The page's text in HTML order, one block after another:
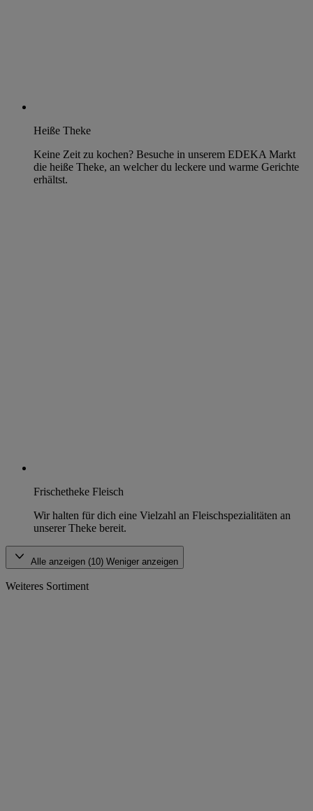
Heiße Theke
Keine Zeit zu kochen? Besuche in unserem EDEKA Markt
die heiße Theke, an welcher du leckere und warme Gerichte
erhältst.
Frischetheke Fleisch
Wir halten für dich eine Vielzahl an Fleischspezialitäten an
unserer Theke bereit.
Alle anzeigen (10) Weniger anzeigen
Weiteres Sortiment